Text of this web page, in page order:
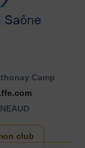
Camp
club